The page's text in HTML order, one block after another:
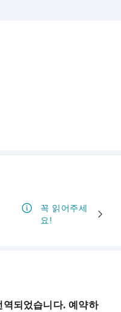
꼭 읽어주세
요!
되었습니다. 예약하